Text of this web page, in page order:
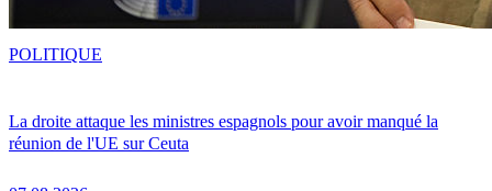
La droite attaque les ministres espagnols pour avoir manqué la
réunion de l'UE sur Ceuta
POLITIQUE